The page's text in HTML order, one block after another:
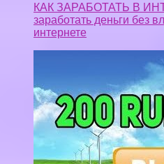
КАК ЗАРАБОТАТЬ В
заработать деньги без
интернете